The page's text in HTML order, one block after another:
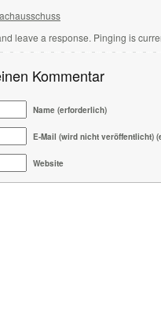
leave a response. Pinging is
Kommentar
Name (erforderlich)
E-Mail (wird nicht veröffentlicht)
Website